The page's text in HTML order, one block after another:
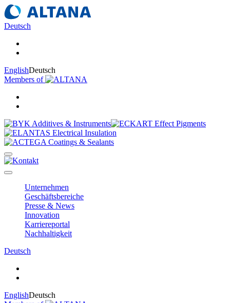
Deutsch
EnglishDeutsch
Members of
Unternehmen
Geschäftsbereiche
Presse & News
Innovation
Karriereportal
Nachhaltigkeit
Deutsch
EnglishDeutsch